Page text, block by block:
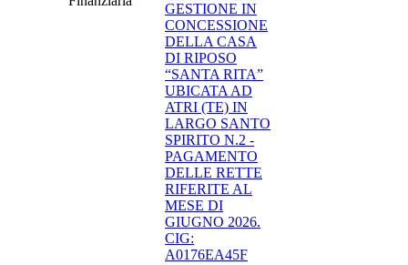
GESTIONE IN
CONCESSIONE
DELLA CASA
DI RIPOSO
“SANTA RITA”
UBICATA AD
ATRI (TE) IN
LARGO SANTO
SPIRITO N.2 -
PAGAMENTO
DELLE RETTE
RIFERITE AL
MESE DI
GIUGNO 2026.
CIG:
A0176EA45F